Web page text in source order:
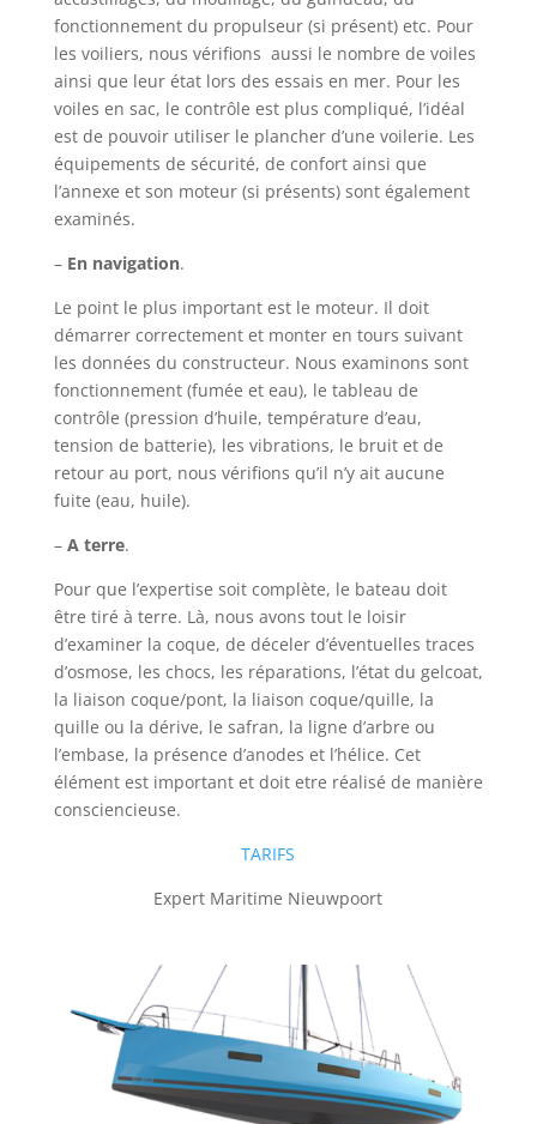
fonctionnement du propulseur (si présent) etc. Pour
les voiliers, nous vérifions aussi le nombre de voiles
ainsi que leur état lors des essais en mer. Pour les
voiles en sac, le contrôle est plus compliqué, l’idéal
est de pouvoir utiliser le plancher d’une voilerie. Les
équipements de sécurité, de confort ainsi que
l’annexe et son moteur (si présents) sont également
examinés.
– En navigation.
Le point le plus important est le moteur. Il doit
démarrer correctement et monter en tours suivant
les données du constructeur. Nous examinons sont
fonctionnement (fumée et eau), le tableau de
contrôle (pression d’huile, température d’eau,
tension de batterie), les vibrations, le bruit et de
retour au port, nous vérifions qu’il n’y ait aucune
fuite (eau, huile).
– A terre.
Pour que l’expertise soit complète, le bateau doit
être tiré à terre. Là, nous avons tout le loisir
d’examiner la coque, de déceler d’éventuelles traces
d’osmose, les chocs, les réparations, l’état du gelcoat,
la liaison coque/pont, la liaison coque/quille, la
quille ou la dérive, le safran, la ligne d’arbre ou
l’embase, la présence d’anodes et l’hélice. Cet
élément est important et doit etre réalisé de manière
consciencieuse.
TARIFS
Expert Maritime Nieuwpoort